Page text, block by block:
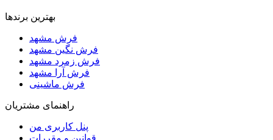
بهترین برندها
فرش مشهد
فرش نگین مشهد
فرش زمرد مشهد
فرش آرا مشهد
فرش ماشینی
راهنمای مشتریان
پنل کاربری من
قوانین و مقررات